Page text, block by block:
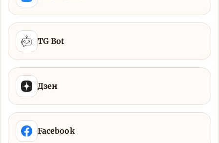
TG Bot
Дзен
Facebook